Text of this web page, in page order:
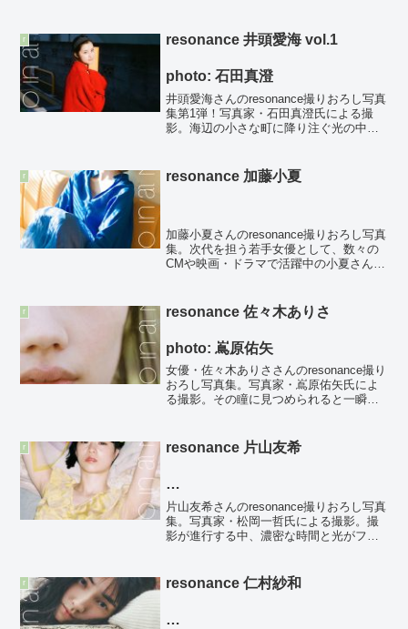
を帯びた瞳に見つめられると、それまで
の距離感がぐっ...
r resonance 井頭愛海 vol.1
photo: 石田真澄
井頭愛海さんのresonance撮りおろし写真
集第1弾！写真家・石田真澄氏による撮
影。海辺の小さな町に降り注ぐ光の中で
後益々の活躍が期待される愛海さんの、
とあるひと時を...
r resonance 加藤小夏
photo: 細居幸次郎
加藤小夏さんのresonance撮りおろし写真
集。次代を担う若手女優として、数々の
CMや映画・ドラマで活躍中の小夏さん
では、小夏さんの揺れるような美しい表
情の変化を、細...
r resonance 佐々木ありさ
photo: 嶌原佑矢
女優・佐々木ありささんのresonance撮り
おろし写真集。写真家・嶌原佑矢氏によ
る撮影。その瞳に見つめられると一瞬感
議な魅力に強烈に引き寄せられ、彼女の
笑顔が記憶の淵...
r resonance 片山友希
photo: 松岡一哲
片山友希さんのresonance撮りおろし写真
集。写真家・松岡一哲氏による撮影。撮
影が進行する中、濃密な時間と光がフィ
に沈んでいた遠い景色を揺さぶるかのよ
うだ。昨年、毎...
r resonance 仁村紗和